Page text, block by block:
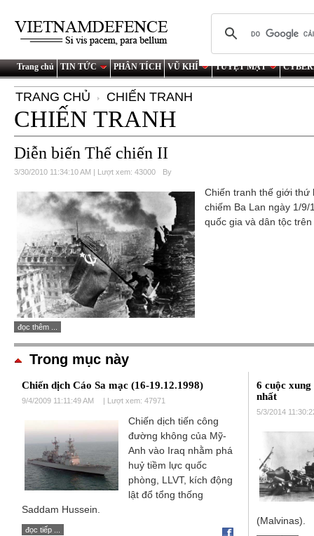
Trang chủ TIN TỨC PHÂN TÍCH VŨ KHÍ TUYỆT MẬT
TRANG CHỦ CHIẾN TRANH
CHIẾN TRANH
Diễn biến Thế chiến II
3/30/2010 11:34:10 AM | Lượt xem: 43000 By
Chiến tranh thế giới thứ
chiếm Ba Lan ngày 1/
quốc gia và dân tộc
đọc thêm ...
Trong mục này
Chiến dịch Cáo Sa mạc (16-19.12.1998)
9/4/2009 11:11:49 AM | Lượt xem: 47971
Chiến dịch tiến công
đường không của Mỹ-
Anh vào Iraq nhằm phá
huỷ tiềm lực quốc
phòng, LLVT, kích động
lật đổ tổng thống
Saddam Hussein.
đọc tiếp ...
6 cuộc
nhất
5/3/2014
(Malvinas).